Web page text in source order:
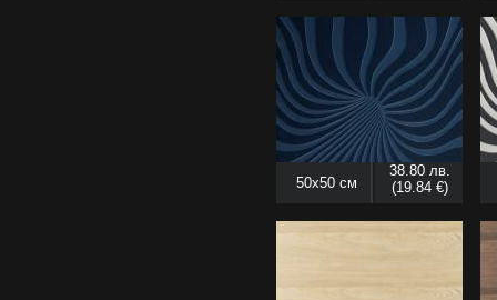
50x50 см
38.80 лв.
(19.84 €)